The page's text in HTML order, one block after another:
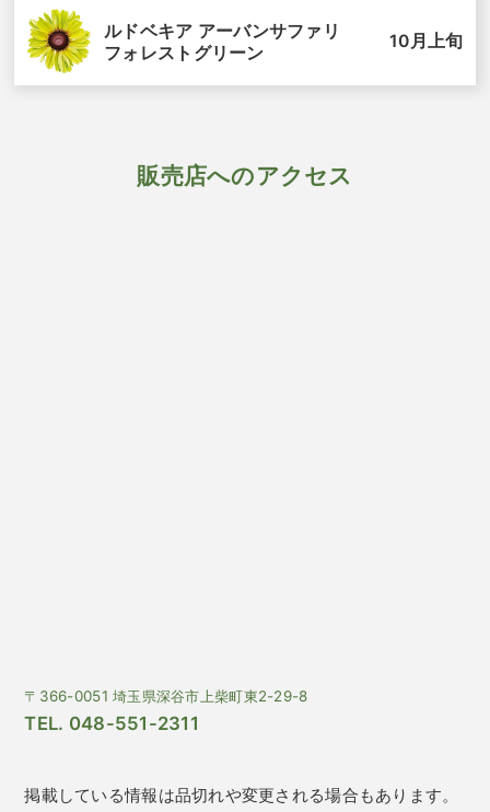
ルドベキア アーバンサファリ
フォレストグリーン
10月上旬
販売店へのアクセス
〒366-0051 埼玉県深谷市上柴町東2-29-8
TEL. 048-551-2311
掲載している情報は品切れや変更される場合もあります。